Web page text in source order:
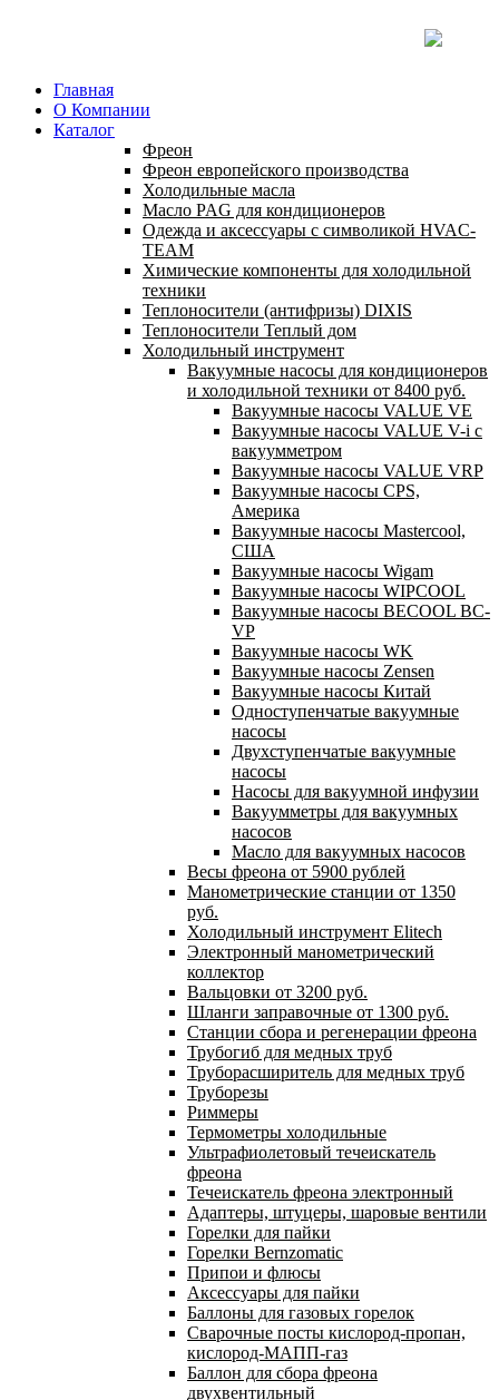
Главная
О Компании
Каталог
Фреон
Фреон европейского производства
Холодильные масла
Масло PAG для кондиционеров
Одежда и аксессуары с символикой HVAC-
TEAM
Химические компоненты для холодильной
техники
Теплоносители (антифризы) DIXIS
Теплоносители Теплый дом
Холодильный инструмент
Вакуумные насосы для кондиционеров
и холодильной техники от 8400 руб.
Вакуумные насосы VALUE VE
Вакуумные насосы VALUE V-i с
вакуумметром
Вакуумные насосы VALUE VRP
Вакуумные насосы CPS,
Америка
Вакуумные насосы Mastercool,
США
Вакуумные насосы Wigam
Вакуумные насосы WIPCOOL
Вакуумные насосы BECOOL BC-
VP
Вакуумные насосы WK
Вакуумные насосы Zensen
Вакуумные насосы Китай
Одноступенчатые вакуумные
насосы
Двухступенчатые вакуумные
насосы
Насосы для вакуумной инфузии
Вакуумметры для вакуумных
насосов
Масло для вакуумных насосов
Весы фреона от 5900 рублей
Манометрические станции от 1350
руб.
Холодильный инструмент Elitech
Электронный манометрический
коллектор
Вальцовки от 3200 руб.
Шланги заправочные от 1300 руб.
Станции сбора и регенерации фреона
Трубогиб для медных труб
Труборасширитель для медных труб
Труборезы
Риммеры
Термометры холодильные
Ультрафиолетовый течеискатель
фреона
Течеискатель фреона электронный
Адаптеры, штуцеры, шаровые вентили
Горелки для пайки
Горелки Bernzomatic
Припои и флюсы
Аксессуары для пайки
Баллоны для газовых горелок
Сварочные посты кислород-пропан,
кислород-МАПП-газ
Баллон для сбора фреона
двухвентильный